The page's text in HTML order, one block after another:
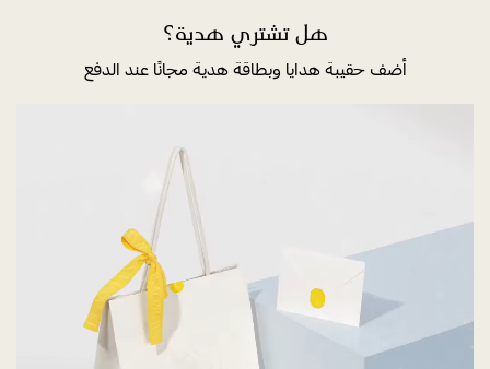
هل تشتري هدية؟
أضف حقيبة هدايا وبطاقة هدية مجانًا عند الدفع